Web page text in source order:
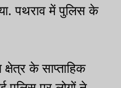
पथराव में पुलिस के
के साप्ताहिक